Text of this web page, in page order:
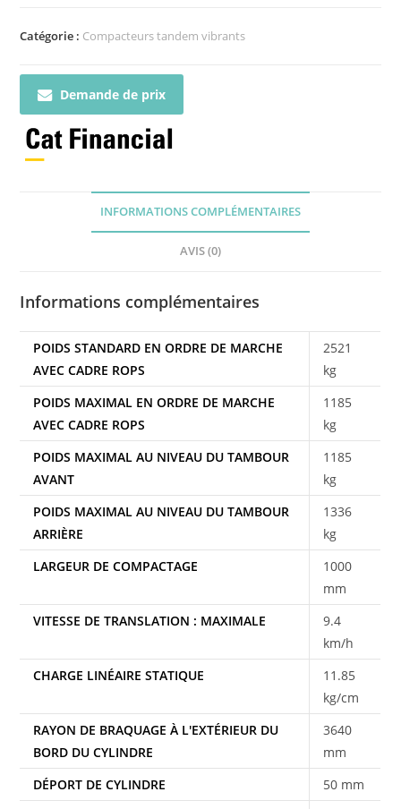
Catégorie : Compacteurs tandem vibrants
Demande de prix
INFORMATIONS COMPLÉMENTAIRES
AVIS (0)
Informations complémentaires
POIDS STANDARD EN ORDRE DE MARCHE
AVEC CADRE ROPS
2521
kg
POIDS MAXIMAL EN ORDRE DE MARCHE
AVEC CADRE ROPS
1185
kg
POIDS MAXIMAL AU NIVEAU DU TAMBOUR
AVANT
1185
kg
POIDS MAXIMAL AU NIVEAU DU TAMBOUR
ARRIÈRE
1336
kg
LARGEUR DE COMPACTAGE
1000
mm
VITESSE DE TRANSLATION : MAXIMALE
9.4
km/h
CHARGE LINÉAIRE STATIQUE
11.85
kg/cm
RAYON DE BRAQUAGE À L'EXTÉRIEUR DU
BORD DU CYLINDRE
3640
mm
DÉPORT DE CYLINDRE
50 mm